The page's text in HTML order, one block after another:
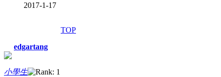
2017-1-17
TOP
edgartang
小學生